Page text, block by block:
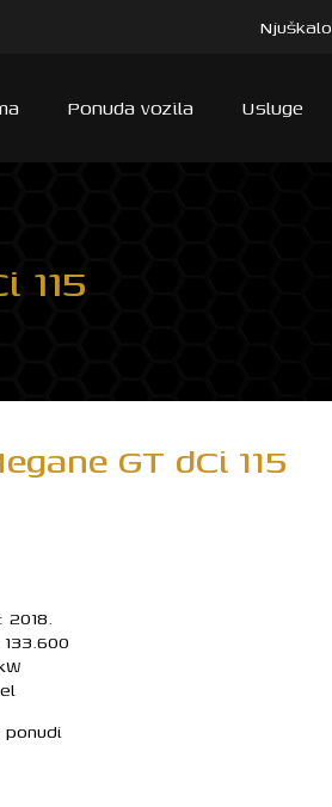
Njuškalo
Ponuda vozila Usluge
115
GT dCi 115
2018.
ponudi